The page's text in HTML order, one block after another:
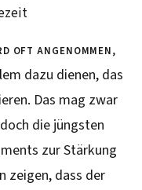
oft angenommen,
dazu dienen, das
Das mag zwar
die jüngsten
zur Stärkung
zeigen, dass der